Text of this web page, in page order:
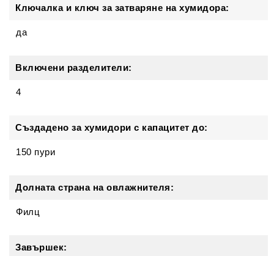
Ключалка и ключ за затваряне на хумидора:
да
Включени разделители:
4
Създадено за хумидори с капацитет до:
150 пури
Долната страна на овлажнителя:
Филц
Завършек: